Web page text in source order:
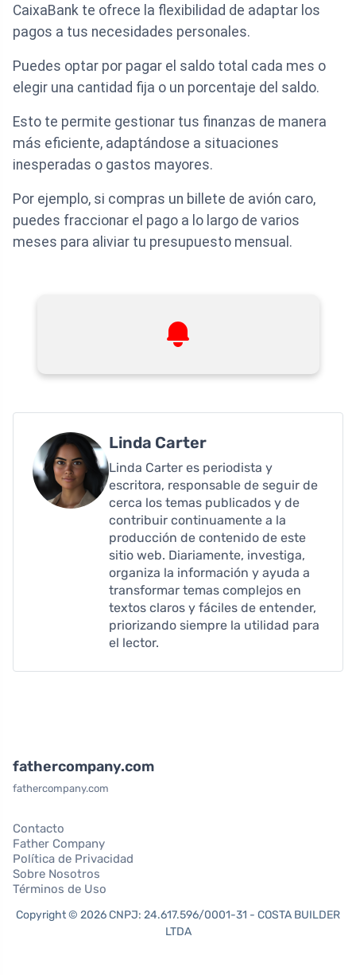
CaixaBank te ofrece la flexibilidad de adaptar los
pagos a tus necesidades personales.
Puedes optar por pagar el saldo total cada mes o
elegir una cantidad fija o un porcentaje del saldo.
Esto te permite gestionar tus finanzas de manera
más eficiente, adaptándose a situaciones
inesperadas o gastos mayores.
Por ejemplo, si compras un billete de avión caro,
puedes fraccionar el pago a lo largo de varios
meses para aliviar tu presupuesto mensual.
Linda Carter
Linda Carter es periodista y
escritora, responsable de seguir de
cerca los temas publicados y de
contribuir continuamente a la
producción de contenido de este
sitio web. Diariamente, investiga,
organiza la información y ayuda a
transformar temas complejos en
textos claros y fáciles de entender,
priorizando siempre la utilidad para
el lector.
fathercompany.com
fathercompany.com
Contacto
Father Company
Política de Privacidad
Sobre Nosotros
Términos de Uso
Copyright © 2026 CNPJ: 24.617.596/0001-31 - COSTA BUILDER
LTDA